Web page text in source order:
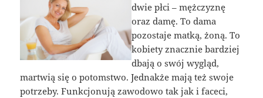
dwie płci – mężczyznę
oraz damę. To dama
pozostaje matką, żoną. To
kobiety znacznie bardziej
dbają o swój wygląd,
martwią się o potomstwo. Jednakże mają też swoje
potrzeby. Funkcjonują zawodowo tak jak i faceci,